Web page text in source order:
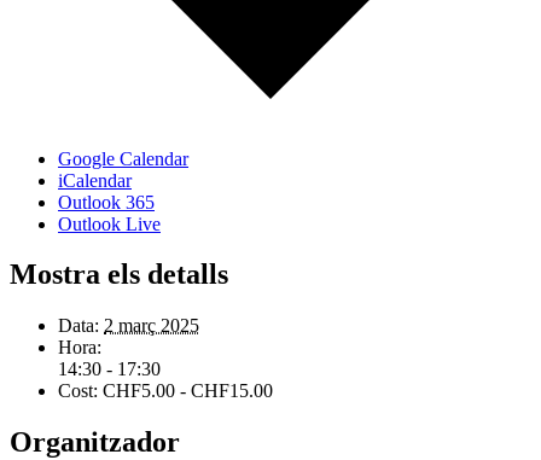
Google Calendar
iCalendar
Outlook 365
Outlook Live
Mostra els detalls
Data: 2 març 2025
Hora:
14:30 - 17:30
Cost: CHF5.00 - CHF15.00
Organitzador